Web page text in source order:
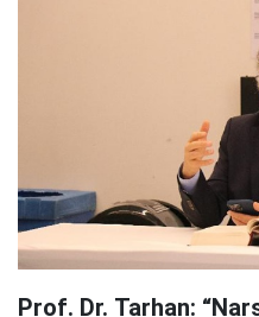
Prof. Dr. Tarhan: